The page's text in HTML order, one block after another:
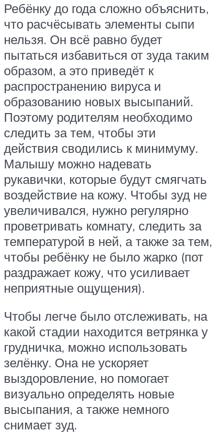
Ребёнку до года сложно объяснить,
что расчёсывать элементы сыпи
нельзя. Он всё равно будет
пытаться избавиться от зуда таким
образом, а это приведёт к
распространению вируса и
образованию новых высыпаний.
Поэтому родителям необходимо
следить за тем, чтобы эти
действия сводились к минимуму.
Малышу можно надевать
рукавички, которые будут смягчать
воздействие на кожу. Чтобы зуд не
увеличивался, нужно регулярно
проветривать комнату, следить за
температурой в ней, а также за тем,
чтобы ребёнку не было жарко (пот
раздражает кожу, что усиливает
неприятные ощущения).
Чтобы легче было отслеживать, на
какой стадии находится ветрянка у
грудничка, можно использовать
зелёнку. Она не ускоряет
выздоровление, но помогает
визуально определять новые
высыпания, а также немного
снимает зуд.